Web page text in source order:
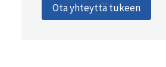
Ota yhteyttä tukeen